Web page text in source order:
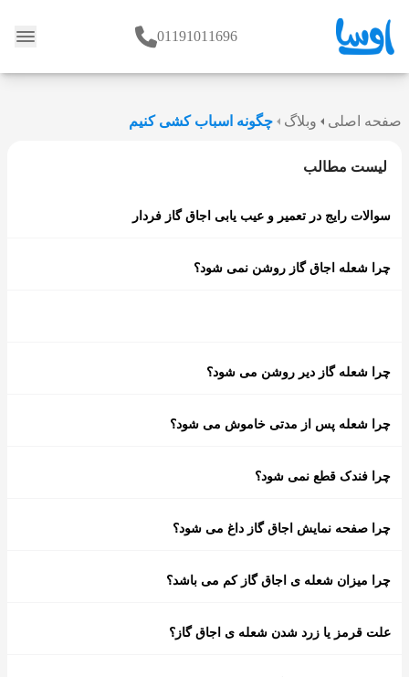
وبلاگ 01191011696
صفحه اصلی وبلاگ چگونه اسباب کشی کنیم
لیست مطالب
سوالات رایج در تعمیر و عیب یابی اجاق گاز فردار
چرا شعله اجاق گاز روشن نمی شود؟
چرا شعله گاز دیر روشن می شود؟
چرا شعله پس از مدتی خاموش می شود؟
چرا فندک قطع نمی شود؟
چرا صفحه نمایش اجاق گاز داغ می شود؟
چرا میزان شعله ی اجاق گاز کم می باشد؟
علت قرمز یا زرد شدن شعله ی اجاق گاز؟